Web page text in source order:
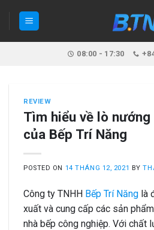
08:00 - 17:30
REVIEW
Tìm hiểu về lò
của Bếp Trí Năng
POSTED ON 14 THÁNG 12, 2021 BY
Công ty TNHH Bếp Trí Năng là
xuất và cung cấp các sản
nhà bếp công nghiệp. Với chất